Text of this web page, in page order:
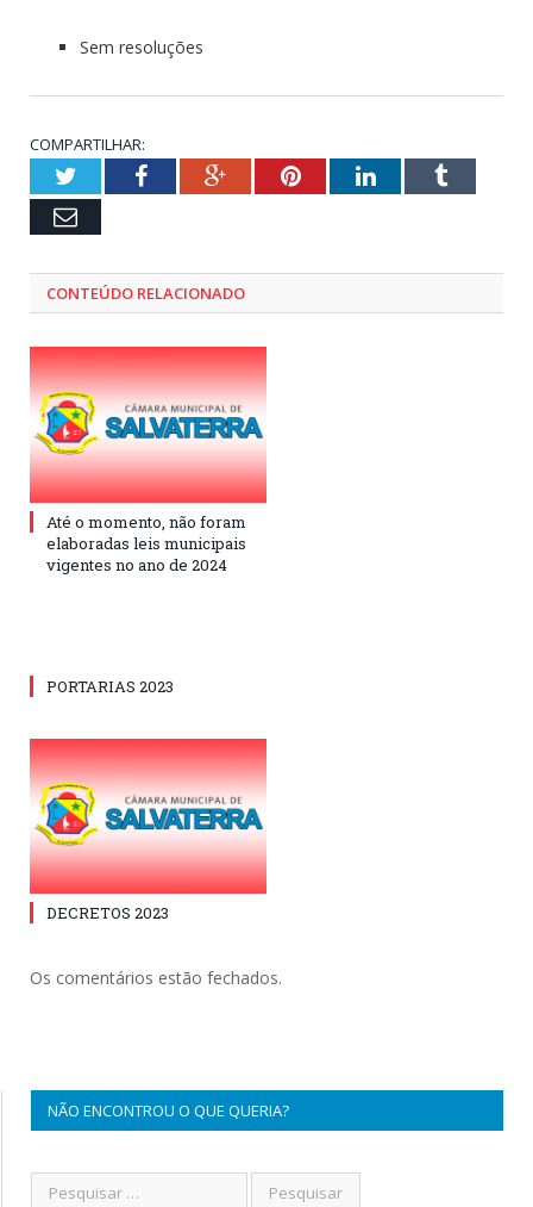
Sem resoluções
COMPARTILHAR:
TwitterFacebookGoogle+PinterestLinkedInTumblr
Email
CONTEÚDO RELACIONADO
Até o momento, não foram
elaboradas leis municipais
vigentes no ano de 2024
PORTARIAS 2023
DECRETOS 2023
Os comentários estão fechados.
NÃO ENCONTROU O QUE QUERIA?